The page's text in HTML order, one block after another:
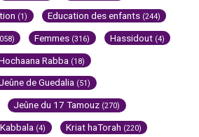
(1) Education des enfants (244)
Femmes (316) Hassidout (4)
Rabba (18)
Jeûne de Guedalia (51)
Jeûne du 17 Tamouz (270)
Kabbala (4) Kriat haTorah (220)